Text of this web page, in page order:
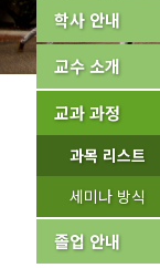
학사 안내
교수 소개
교과 과정
과목 리스트
세미나 방식
졸업 안내